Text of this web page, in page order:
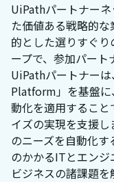
UiPathパートナー
た価値ある戦略的
的とした選りすぐ
ープで、参加パート
UiPathパートナー
Platform」を基盤に
動化を適用すること
イズの実現を支援
のニーズを自動化
のかかるITとエン
ビジネスの諸課題を